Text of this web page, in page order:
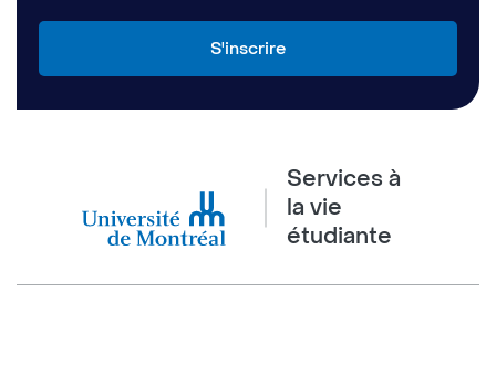
Services à
la vie
étudiante